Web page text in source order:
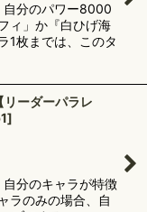
自分のパワー8000
ィ」か『白ひげ海
1枚までは、このタ
ーダーパラレ
]
自分のキャラが特徴
ラのみの場合、自